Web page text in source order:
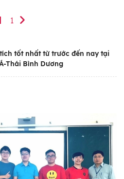
1
tốt nhất từ trước đến nay tại
Thái Bình Dương